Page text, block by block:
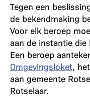
Tegen een
de bekendmaking
Voor elk beroep
aan de instantie
Een beroep
Omgevingsloket, het
aan gemeente
Rotselaar.